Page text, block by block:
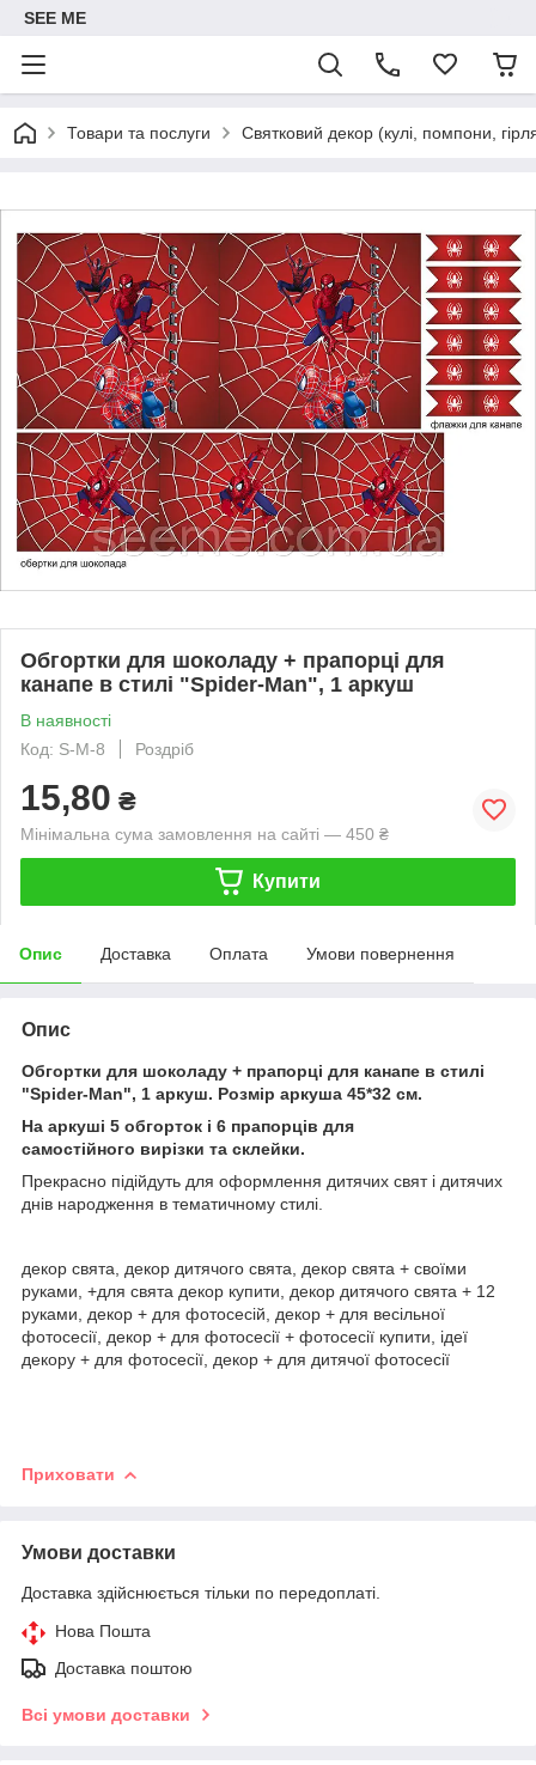
SEE ME
Товари та послуги Святковий декор (кулі, помпони,
Обгортки для шоколаду + прапорці для
канапе в стилі "Spider-Man", 1 аркуш
В наявності
Код: S-M-8
Роздріб
15,80 ₴
Мінімальна сума замовлення на сайті — 450 ₴
Купити
Опис Доставка Оплата Умови повернення
Опис
Обгортки для шоколаду + прапорці для канапе в стилі
"Spider-Man", 1 аркуш. Розмір аркуша 45*32 см.
На аркуші 5 обгорток і 6 прапорців для
самостійного вирізки та склейки.
Прекрасно підійдуть для оформлення дитячих свят і дитячих
днів народження в тематичному стилі.
декор свята, декор дитячого свята, декор свята + своїми
руками, +для свята декор купити, декор дитячого свята + 12
руками, декор + для фотосесій, декор + для весільної
фотосесії, декор + для фотосесії + фотосесії купити, ідеї
декору + для фотосесії, декор + для дитячої фотосесії
Приховати
Умови доставки
Доставка здійснюється тільки по передоплаті.
Нова Пошта
Доставка поштою
Всі умови доставки